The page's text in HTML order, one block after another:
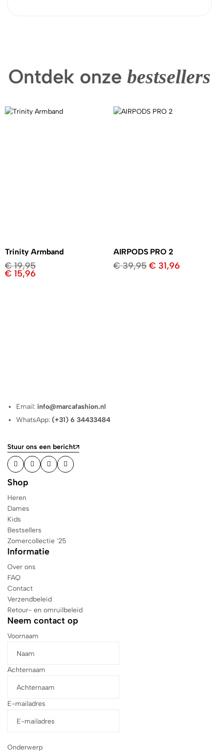
Ontdek onze bestsellers
Trinity Armband
€19,95
€ 15,96
AIRPODS PRO 2
€39,95 € 31,96
Email: info@marcafashion.nl
WhatsApp:(+31) 6 34433484
Stuur ons een bericht
Shop
Heren
Dames
Kids
Bestsellers
Zomercollectie '25
Informatie
Over ons
FAQ
Contact
Verzendbeleid
Retour- en omruilbeleid
Neem contact op
Voornaam
Achternaam
E-mailadres
Onderwerp